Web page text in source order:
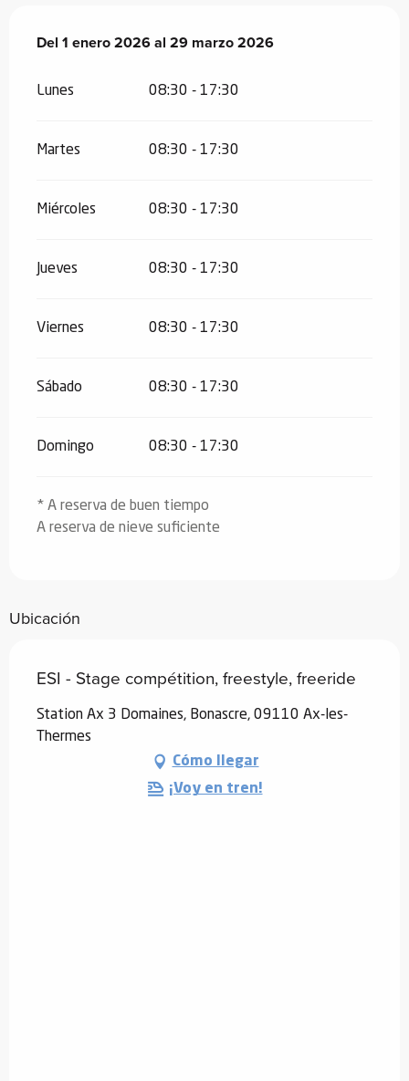
Del 1 enero 2026al 29 marzo 2026
Del 1 enero 2026al 29 marzo 2026
Lunes 08:30 - 17:30
Martes 08:30 - 17:30
Miércoles 08:30 - 17:30
Jueves 08:30 - 17:30
Viernes 08:30 - 17:30
Sábado 08:30 - 17:30
Domingo 08:30 - 17:30
* A reserva de buen tiempo
A reserva de nieve suficiente
Ubicación
ESI - Stage compétition, freestyle, freeride
Station Ax 3 Domaines, Bonascre, 09110 Ax-les-
Thermes
Cómo llegar
¡Voy en tren!